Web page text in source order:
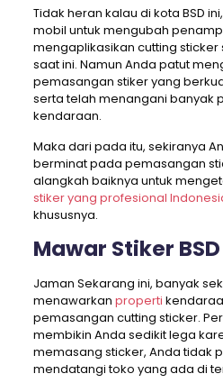
Tidak heran kalau di kota BSD
mobil untuk mengubah
mengaplikasikan cutting
saat ini. Namun Anda patut
pemasangan stiker yang
serta telah menangani banyak
kendaraan.
Maka dari pada itu, sekiranya
berminat pada pemasangan
alangkah baiknya untuk
stiker yang profesional
khususnya.
Mawar Stiker BSD
Jaman Sekarang ini, banyak
menawarkan properti
pemasangan cutting sticker.
membikin Anda sedikit lega
memasang sticker, Anda tidak
mendatangi toko yang ada di